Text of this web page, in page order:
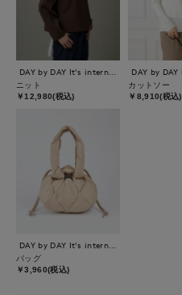
ニット
￥12,980(税込)
カットソー
￥8,910(税込)
バッグ
￥3,960(税込)